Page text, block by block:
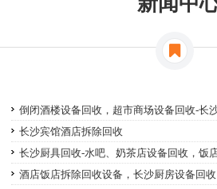
倒闭酒楼设备回收，超市商场设备回收-长
位废旧物资
长沙宾馆酒店拆除回收
长沙厨具回收-水吧、奶茶店设备回收，饭
酒店饭店拆除回收设备，长沙厨房设备回收